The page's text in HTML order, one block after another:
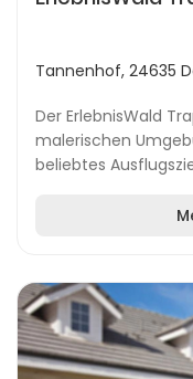
Tannenhof, 24635
Der ErlebnisWald
malerischen
beliebtes